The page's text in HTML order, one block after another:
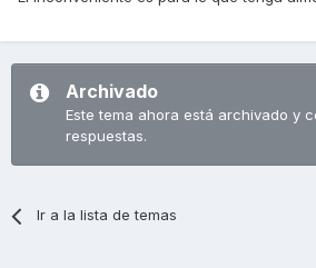
Archivado
Este tema ahora está archivado y
respuestas.
Ir a la lista de temas